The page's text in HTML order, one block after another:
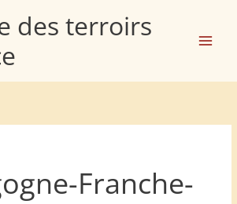
des terroirs
Franche-